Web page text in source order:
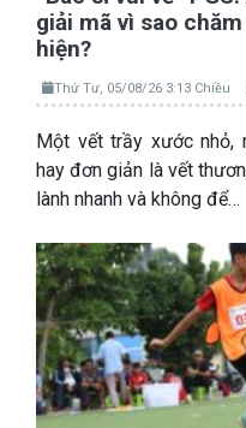
giải mã vì sao
hiện?
Thứ Tư, 05/08/26 3:13 Chiều
Một vết trầy xước nhỏ,
hay đơn giản là vết
lành nhanh và không để…